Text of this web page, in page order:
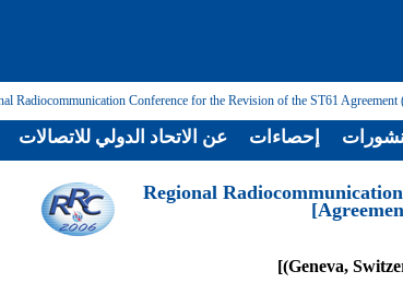
[Regional
عن الاتحاد الدولي للاتصالات إحصاءات